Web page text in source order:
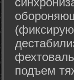
подъем